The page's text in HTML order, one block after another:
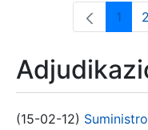
1 2
(15-02-12)